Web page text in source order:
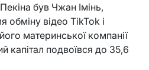
був Чжан Імінь,
обміну відео TikTok і
материнської компанії
капітал подвоївся до 35,6